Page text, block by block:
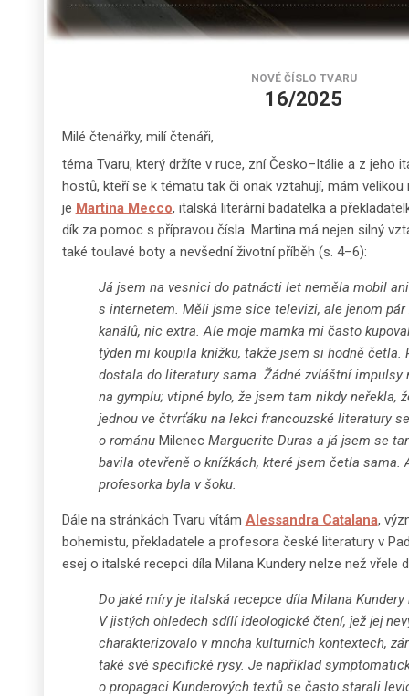
NOVÉ ČÍSLO TVARU
16/2025
Milé čtenářky, milí čtenáři,
téma Tvaru, který držíte v ruce, zní Česko–Itálie a z jeho
hostů, kteří se k tématu tak či onak vztahují, mám
je Martina Mecco, italská literární badatelka a
dík za pomoc s přípravou čísla. Martina má nejen silný
také toulavé boty a nevšední životní příběh (s. 4–6):
Já jsem na vesnici do patnácti let neměla mobil
s internetem. Měli jsme sice televizi, ale jenom pár
kanálů, nic extra. Ale moje mamka mi často
týden mi koupila knížku, takže jsem si hodně četla.
dostala do literatury sama. Žádné zvláštní impulsy
na gymplu; vtipné bylo, že jsem tam nikdy neřekla,
jednou ve čtvrťáku na lekci francouzské literatury
o románu MilenecMarguerite Duras a já jsem se
bavila otevřeně o knížkách, které jsem četla sama.
profesorka byla v šoku.
Dále na stránkách Tvaru vítám Alessandra Catalana,
bohemistu, překladatele a profesora české literatury v
esej o italské recepci díla Milana Kundery nelze než vřele
Do jaké míry je italská recepce díla Milana Kundery
V jistých ohledech sdílí ideologické čtení, jež jej
charakterizovalo v mnoha kulturních kontextech,
také své specifické rysy. Je například
o propagaci Kunderových textů se často starali